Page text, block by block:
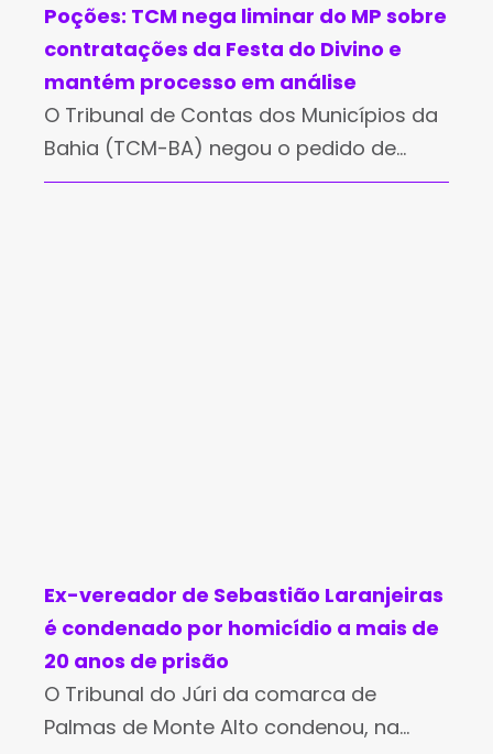
Poções: TCM nega liminar do MP sobre
contratações da Festa do Divino e
mantém processo em análise
O Tribunal de Contas dos Municípios da
Bahia (TCM-BA) negou o pedido de
medida cautelar apresentado pelo
Ex-vereador de Sebastião Laranjeiras
é condenado por homicídio a mais de
20 anos de prisão
O Tribunal do Júri da comarca de
Palmas de Monte Alto condenou, na